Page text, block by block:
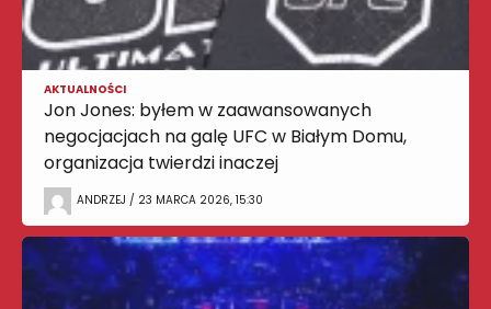
AKTUALNOŚCI
Jon Jones: byłem w zaawansowanych
negocjacjach na galę UFC w Białym Domu,
organizacja twierdzi inaczej
ANDRZEJ / 23 MARCA 2026, 15:30